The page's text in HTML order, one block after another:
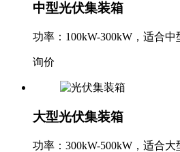
中型光伏集装箱
功率：100kW-300kW，适合中
询价
大型光伏集装箱
功率：300kW-500kW，适合大